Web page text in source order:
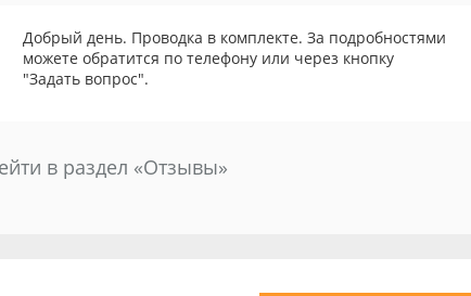
Добрый день. Проводка в комплекте. За подробностями
можете обратится по телефону или через кнопку
"Задать вопрос".
в раздел «Отзывы»